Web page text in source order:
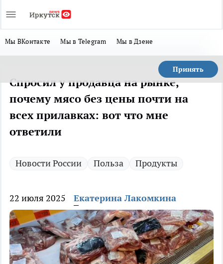
Мы ВКонтакте Мы в Telegram Мы в Дзене
Принять
Спросил у продавца на рынке,
почему мясо без цены почти на
всех прилавках: вот что мне
ответили
Новости России Польза Продукты
22 июля 2025 Екатерина Лакомкина